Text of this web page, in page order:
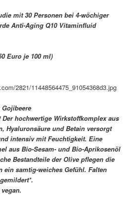
mit 30 Personen bei 4-wöchiger
Anti-Aging Q10 Vitaminfluid
Euro je 100 ml)
hochwertige Wirkstoffkomplex aus
Hyaluronsäure und Betain versorgt
intensiv mit Feuchtigkeit. Eine
aus Bio-Sesam- und Bio-Aprikosenöl
Bestandteile der Olive pflegen die
ein samtig-weiches Gefühl. Falten